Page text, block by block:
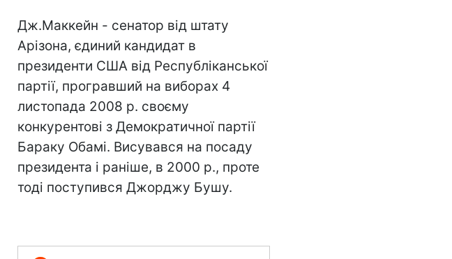
Дж.Маккейн - сенатор від штату
Арізона, єдиний кандидат в
президенти США від Республіканської
партії, програвший на виборах 4
листопада 2008 р. своєму
конкурентові з Демократичної партії
Бараку Обамі. Висувався на посаду
президента і раніше, в 2000 р., проте
тоді поступився Джорджу Бушу.